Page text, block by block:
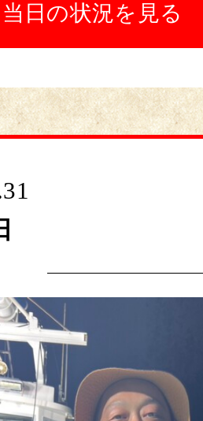
当日の状況を見る